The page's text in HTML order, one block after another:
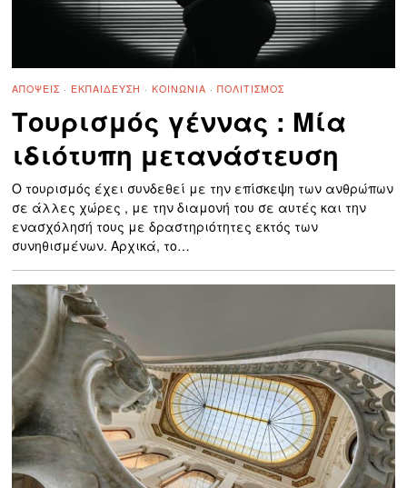
ΑΠΌΨΕΙΣ · ΕΚΠΑΊΔΕΥΣΗ · ΚΟΙΝΩΝΊΑ · ΠΟΛΙΤΙΣΜΌΣ
Τουρισμός γέννας : Μία
ιδιότυπη μετανάστευση
Ο τουρισμός έχει συνδεθεί με την επίσκεψη των ανθρώπων
σε άλλες χώρες , με την διαμονή του σε αυτές και την
ενασχόλησή τους με δραστηριότητες εκτός των
συνηθισμένων. Αρχικά, το…